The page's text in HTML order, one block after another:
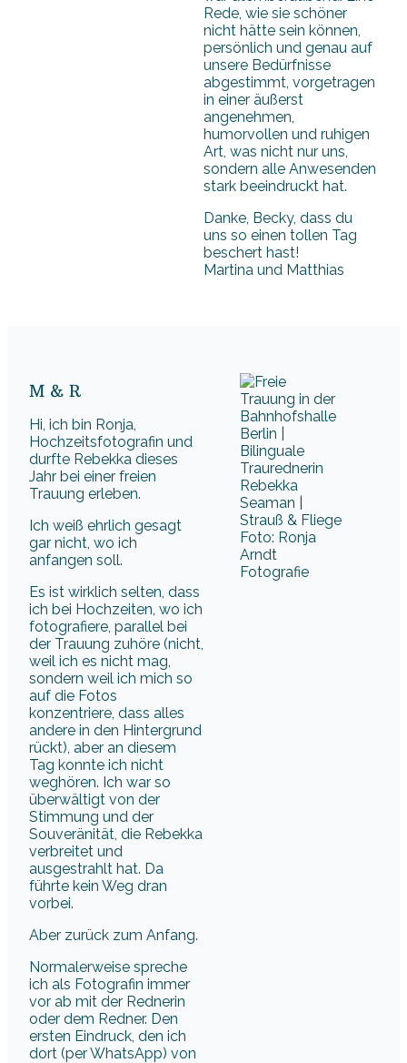
Rede, wie sie schöner
nicht hätte sein können,
persönlich und genau auf
unsere Bedürfnisse
abgestimmt, vorgetragen
in einer äußerst
angenehmen,
humorvollen und ruhigen
Art, was nicht nur uns,
sondern alle Anwesenden
stark beeindruckt hat.
Danke, Becky, dass du
uns so einen tollen Tag
beschert hast!
Martina und Matthias
Foto: Ronja
Arndt
Fotografie
M & R
Hi, ich bin Ronja,
Hochzeitsfotografin und
durfte Rebekka dieses
Jahr bei einer freien
Trauung erleben.
Ich weiß ehrlich gesagt
gar nicht, wo ich
anfangen soll.
Es ist wirklich selten, dass
ich bei Hochzeiten, wo ich
fotografiere, parallel bei
der Trauung zuhöre (nicht,
weil ich es nicht mag,
sondern weil ich mich so
auf die Fotos
konzentriere, dass alles
andere in den Hintergrund
rückt), aber an diesem
Tag konnte ich nicht
weghören. Ich war so
überwältigt von der
Stimmung und der
Souveränität, die Rebekka
verbreitet und
ausgestrahlt hat. Da
führte kein Weg dran
vorbei.
Aber zurück zum Anfang.
Normalerweise spreche
ich als Fotografin immer
vor ab mit der Rednerin
oder dem Redner. Den
ersten Eindruck, den ich
dort (per WhatsApp) von